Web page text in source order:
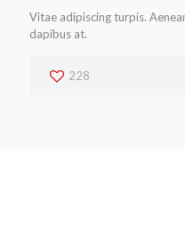
Vitae adipiscing turpis.
dapibus at.
228